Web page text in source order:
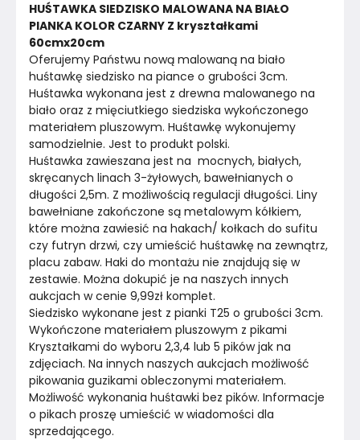
Kolor
Marka Szczerbuś
Montaż Złożony
HUŚTAWKA SIEDZISKO MALOWANA NA BIAŁO
PIANKA KOLOR CZARNY Z kryształkami
60cmx20cm
Oferujemy Państwu nową malowaną na biało
huśtawkę siedzisko na piance o grubości 3cm.
Huśtawka wykonana jest z drewna malowanego na
biało oraz z mięciutkiego siedziska wykończonego
materiałem pluszowym. Huśtawkę wykonujemy
samodzielnie. Jest to produkt polski.
Huśtawka zawieszana jest na  mocnych, białych,
skręcanych linach 3-żyłowych, bawełnianych o
długości 2,5m. Z możliwością regulacji długości. Liny
bawełniane zakończone są metalowym kółkiem,
które można zawiesić na hakach/ kołkach do sufitu
czy futryn drzwi, czy umieścić huśtawkę na zewnątrz,
placu zabaw. Haki do montażu nie znajdują się w
zestawie. Można dokupić je na naszych innych
aukcjach w cenie 9,99zł komplet.
Siedzisko wykonane jest z pianki T25 o grubości 3cm.
Wykończone materiałem pluszowym z pikami
Kryształkami do wyboru 2,3,4 lub 5 pików jak na
zdjęciach. Na innych naszych aukcjach możliwość
pikowania guzikami obleczonymi materiałem.
Możliwość wykonania huśtawki bez pików. Informacje
o pikach proszę umieścić w wiadomości dla
sprzedającego.